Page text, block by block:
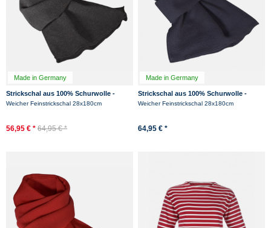
Made in Germany
Strickschal aus 100% Schurwolle -
Merino - Anthrazit
Weicher Feinstrickschal 28x180cm
56,95 € * 64,95 € *
Made in Germany
Strickschal aus 100% Schurwolle -
Merino - Marine
Weicher Feinstrickschal 28x180cm
64,95 € *